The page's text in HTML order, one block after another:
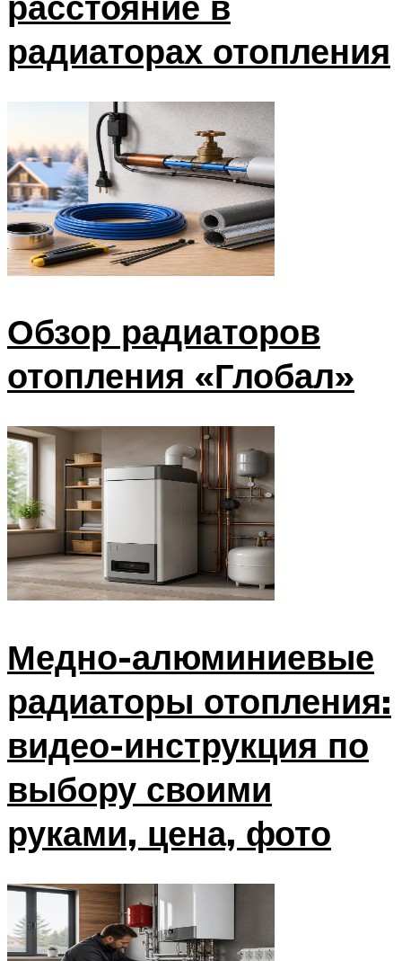
радиаторах отопления
Обзор радиаторов
отопления «Глобал»
Медно-алюминиевые
радиаторы отопления:
видео-инструкция по
выбору своими
руками, цена, фото